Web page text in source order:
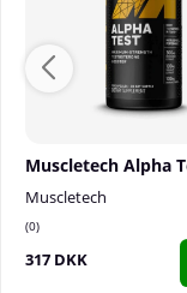
Muscletech
0
317 DKK